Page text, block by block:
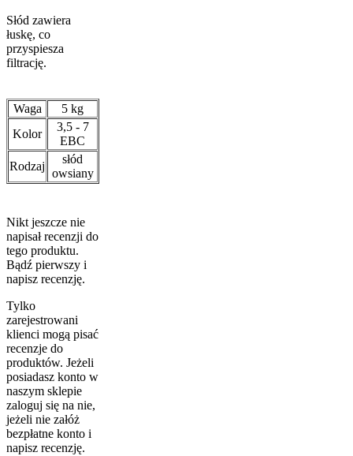
Słód zawiera
łuskę, co
przyspiesza
filtrację.
Waga
5 kg
Kolor
3,5 - 7
EBC
Rodzaj
słód
owsiany
Nikt jeszcze nie
napisał recenzji do
tego produktu.
Bądź pierwszy i
napisz recenzję.
Tylko
zarejestrowani
klienci mogą pisać
recenzje do
produktów. Jeżeli
posiadasz konto w
naszym sklepie
zaloguj się na nie,
jeżeli nie załóż
bezpłatne konto i
napisz recenzję.